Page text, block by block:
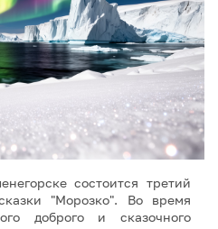
состоится третий
"Морозко". Во время
доброго и сказочного